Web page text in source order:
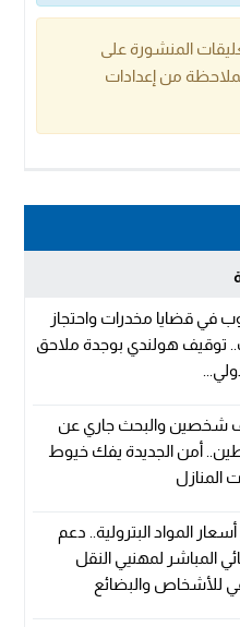
المنشورة على
من إعدادات
في قضايا مخدرات واحتجاز
توقيف هولندي بوجدة ملاحق
شخصين والبحث جاري عن
أمن الجديدة يفك خيوط
المنازل
أسعار المواد البترولية.. دعم
المباشر لمهنيي النقل
للأشخاص والبضائع